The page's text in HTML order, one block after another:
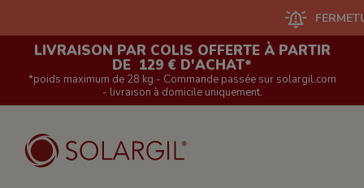
FERMETURE
LIVRAISON PAR COLIS OFFERTE À PARTIR
DE 129 € D'ACHAT*
*poids maximum de 28 kg - Commande passée sur solargil.com
- livraison à domicile uniquement.